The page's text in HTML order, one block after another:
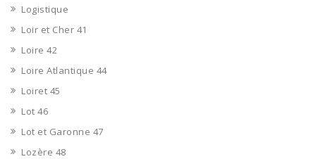
Logistique
Loir et Cher 41
Loire 42
Loire Atlantique 44
Loiret 45
Lot 46
Lot et Garonne 47
Lozère 48